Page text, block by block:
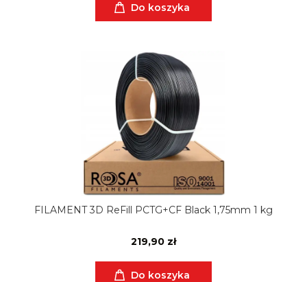
Do koszyka
FILAMENT 3D ReFill PCTG+CF Black 1,75mm 1 kg
219,90 zł
Do koszyka